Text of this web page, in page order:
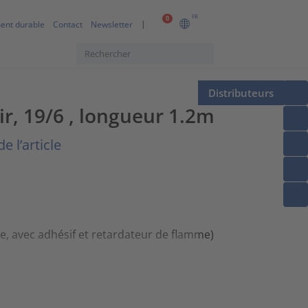
0 FR
durable Contact Newsletter
Distributeurs
19/6 , longueur 1.2m
l’article
avec adhésif et retardateur de flamme)